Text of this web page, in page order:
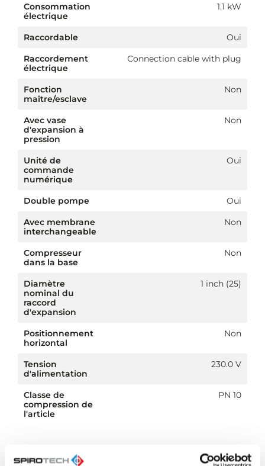
Consommation
électrique
1.1 kW
Raccordable
Oui
Raccordement
électrique
Connection cable with plug
Fonction
maître/esclave
Non
Avec vase
d'expansion à
pression
Non
Unité de
commande
numérique
Oui
Double pompe
Oui
Avec membrane
interchangeable
Non
Compresseur
dans la base
Non
Diamètre
nominal du
raccord
d'expansion
1 inch (25)
Positionnement
horizontal
Non
Tension
d'alimentation
230.0 V
Classe de
compression de
l'article
PN 10